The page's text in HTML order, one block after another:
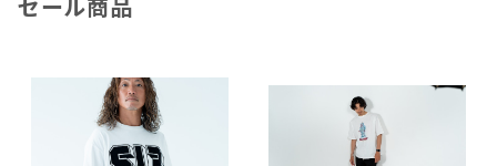
セール商品